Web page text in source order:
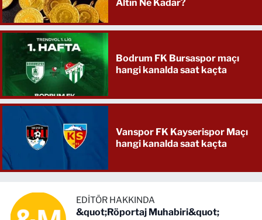
Altın Ne Kadar?
Bodrum FK Bursaspor maçı
hangi kanalda saat kaçta
Vanspor FK Kayserispor Maçı
hangi kanalda saat kaçta
EDITÖR HAKKINDA
&quot;Röportaj Muhabiri&quot;